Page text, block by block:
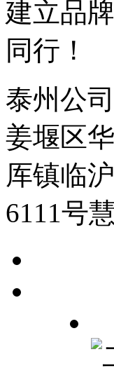
建立品
同行！
泰州公
姜堰区
厍镇临
6111号